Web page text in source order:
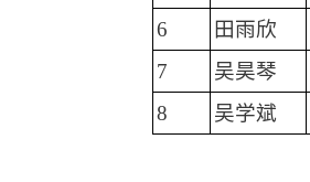
6
田雨欣
7
吴昊琴
8
吴学斌